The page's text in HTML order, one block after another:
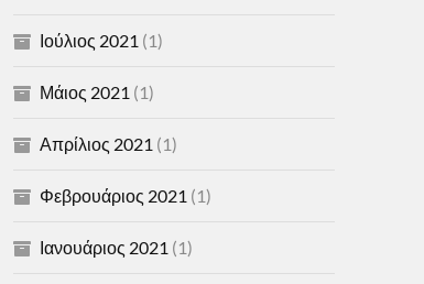
Ιούλιος 2021 (1)
Μάιος 2021 (1)
Απρίλιος 2021 (1)
Φεβρουάριος 2021 (1)
Ιανουάριος 2021 (1)